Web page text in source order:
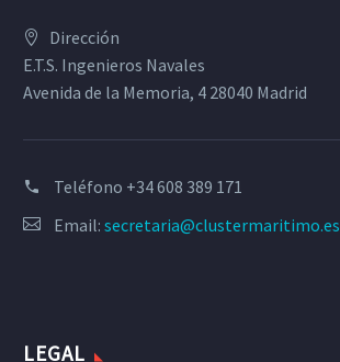
Dirección
E.T.S. Ingenieros Navales
Avenida de la Memoria, 4 28040 Madrid
Teléfono +34 608 389 171
Email: secretaria@clustermaritimo.es
LEGAL